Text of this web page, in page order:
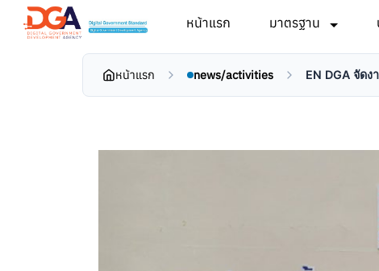
หน้าแรก มาตรฐาน
หน้าแรก news/activities EN DGA จัด